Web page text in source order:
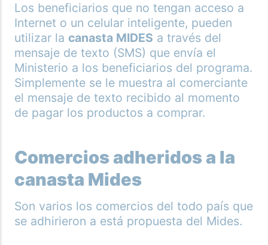
Los beneficiarios que no tengan acceso a
Internet o un celular inteligente, pueden
utilizar la canasta MIDES a través del
mensaje de texto (SMS) que envía el
Ministerio a los beneficiarios del programa.
Simplemente se le muestra al comerciante
el mensaje de texto recibido al momento
de pagar los productos a comprar.
Comercios adheridos a la
canasta Mides
Son varios los comercios del todo país que
se adhirieron a está propuesta del Mides.